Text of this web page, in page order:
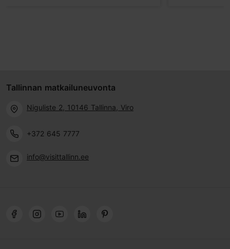
Tallinnan matkailuneuvonta
Niguliste 2, 10146 Tallinna, Viro
+372 645 7777
info@visittallinn.ee